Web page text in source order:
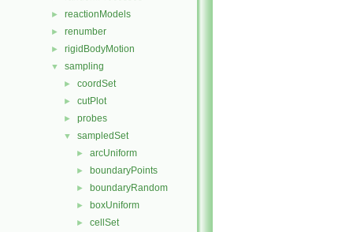
► reactionModels
► renumber
► rigidBodyMotion
▼ sampling
► coordSet
► cutPlot
► probes
▼ sampledSet
► arcUniform
► boundaryPoints
► boundaryRandom
► boxUniform
► cellSet